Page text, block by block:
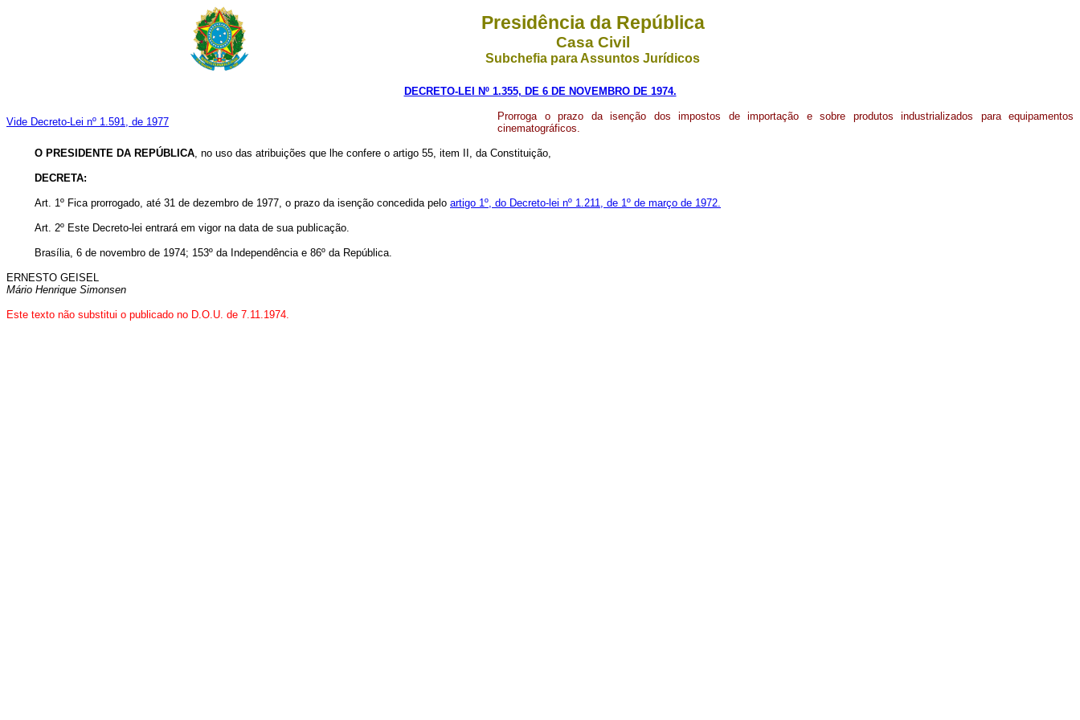
Presidência da República
Casa Civil
Subchefia para Assuntos Jurídicos
DECRETO-LEI Nº 1.355, DE 6 DE NOVEMBRO DE 1974.
Vide Decreto-Lei nº 1.591, de 1977
Prorroga o prazo da isenção dos impostos de importação e sobre produtos industrializados para equipamentos
cinematográficos.
O PRESIDENTE DA REPÚBLICA, no uso das atribuições que lhe confere o artigo 55, item II, da Constituição,
DECRETA:
Art. 1º Fica prorrogado, até 31 de dezembro de 1977, o prazo da isenção concedida pelo artigo 1º, do Decreto-lei nº 1.211, de 1º de março de 1972.
Art. 2º Este Decreto-lei entrará em vigor na data de sua publicação.
Brasília, 6 de novembro de 1974; 153º da Independência e 86º da República.
ERNESTO GEISEL
Mário Henrique Simonsen
Este texto não substitui o publicado no D.O.U. de 7.11.1974.